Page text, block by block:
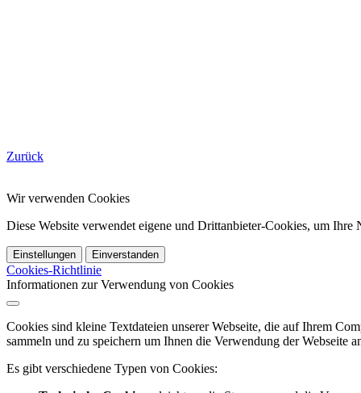
Zurück
Wir verwenden Cookies
Diese Website verwendet eigene und Drittanbieter-Cookies, um Ihre
Einstellungen Einverstanden
Cookies-Richtlinie
Informationen zur Verwendung von Cookies
Cookies sind kleine Textdateien unserer Webseite, die auf Ihrem
sammeln und zu speichern um Ihnen die Verwendung der Webseite
Es gibt verschiedene Typen von Cookies: